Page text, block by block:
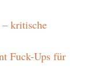
– kritische
Fuck-Ups für